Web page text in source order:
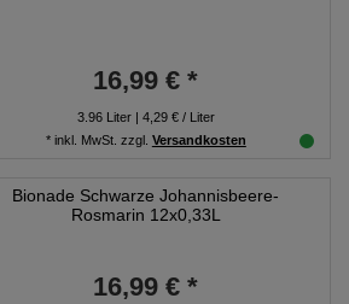
16,99 € *
3.96Liter| 4,29 € / Liter
* inkl. MwSt. zzgl. Versandkosten
Bionade Schwarze Johannisbeere-
Rosmarin 12x0,33L
16,99 € *